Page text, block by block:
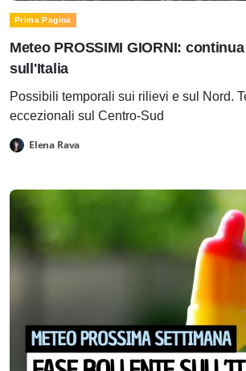
Prima Pagina
Meteo PROSSIMI GIORNI:
sull'Italia
Possibili temporali sui rilievi e sul Nord.
eccezionali sul Centro-Sud
Elena Rava